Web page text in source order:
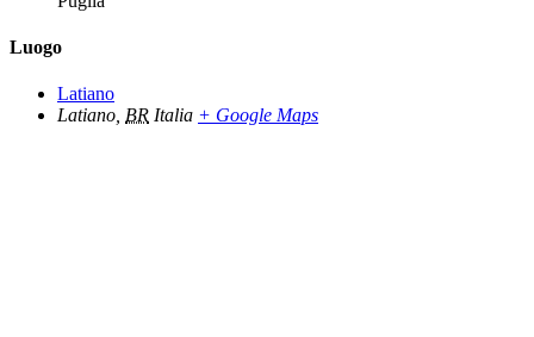
Luogo
Latiano
Latiano BR Italia + Google Maps